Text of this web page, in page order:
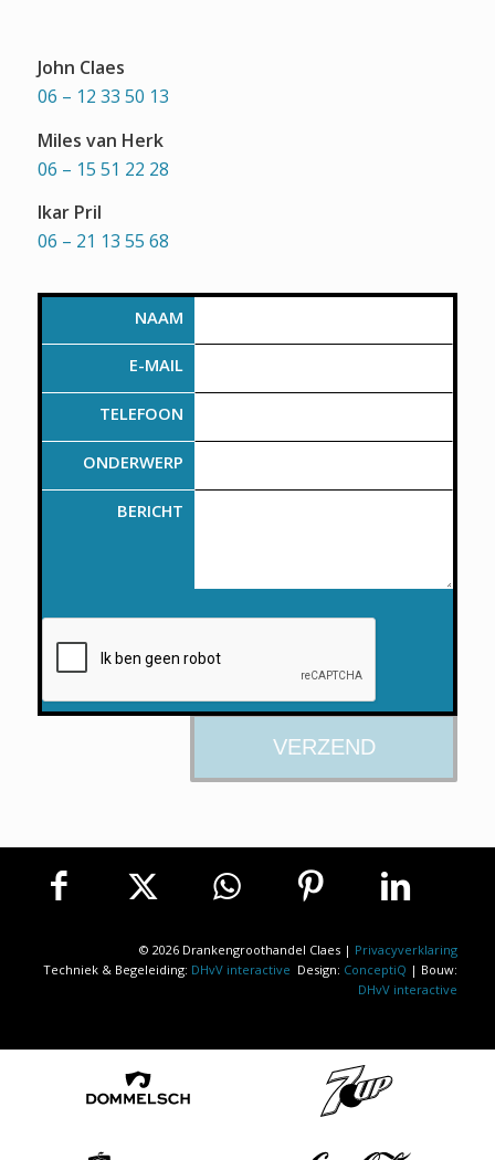
John Claes
06 – 12 33 50 13
Miles van Herk
06 – 15 51 22 28
Ikar Pril
06 – 21 13 55 68
NAAM
E-MAIL
TELEFOON
ONDERWERP
BERICHT
© 2026 Drankengroothandel Claes | Privacyverklaring
Techniek & Begeleiding: DHvV interactive Design: ConceptiQ | Bouw:
DHvV interactive